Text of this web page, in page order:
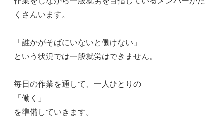
くさんいます。
「誰かがそばにいないと働けない」
という状況では一般就労はできません。
毎日の作業を通して、一人ひとりの
「働く」
を準備していきます。